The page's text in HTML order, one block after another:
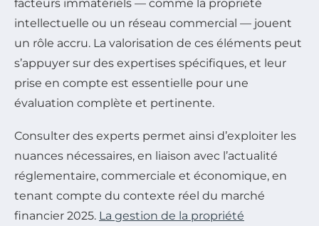
facteurs immatériels — comme la propriété
intellectuelle ou un réseau commercial — jouent
un rôle accru. La valorisation de ces éléments peut
s’appuyer sur des expertises spécifiques, et leur
prise en compte est essentielle pour une
évaluation complète et pertinente.
Consulter des experts permet ainsi d’exploiter les
nuances nécessaires, en liaison avec l’actualité
réglementaire, commerciale et économique, en
tenant compte du contexte réel du marché
financier 2025. La gestion de la propriété